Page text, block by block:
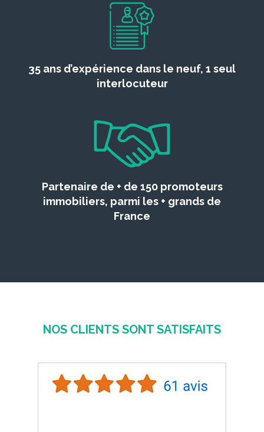
35 ans d’expérience dans le neuf, 1 seul
interlocuteur
Partenaire de + de 150 promoteurs
immobiliers, parmi les + grands de
France
NOS CLIENTS SONT SATISFAITS